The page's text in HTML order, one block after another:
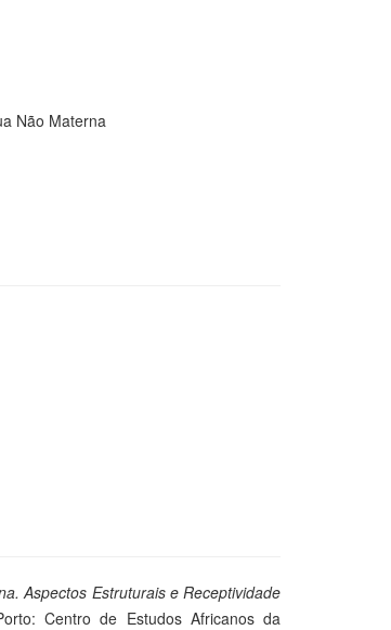
Não Materna
Aspectos Estruturais e Receptividade
Centro de Estudos Africanos da